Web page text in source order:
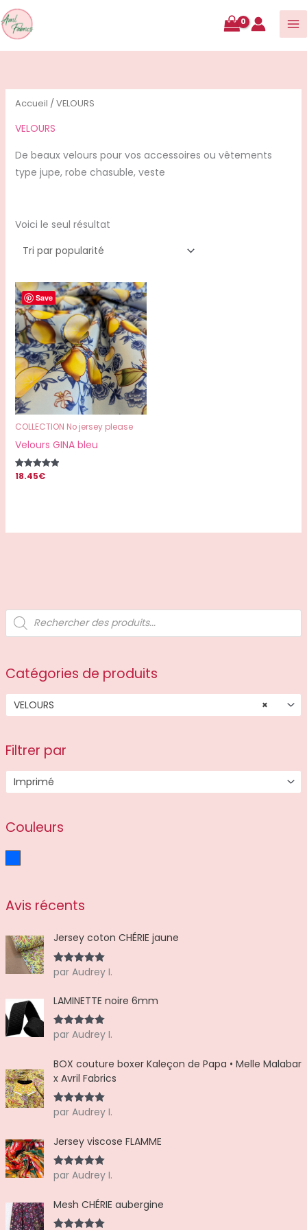
contenu
R
c
c
h
p
d
u
Catégories de produits
×
VELOURS
Filtrer par
Imprimé
Couleurs
Avis récents
Jersey coton CHÉRIE jaune
Note5sur
5
par Audrey I.
LAMINETTE noire 6mm
Note5sur
5
par Audrey I.
BOX couture boxer Kaleçon de Papa • Melle Malabar
x Avril Fabrics
Note5sur
5
par Audrey I.
Jersey viscose FLAMME
Note5sur
5
par Audrey I.
Mesh CHÉRIE aubergine
Accueil / VELOURS
VELOURS
De beaux velours pour vos accessoires ou vêtements
type jupe, robe chasuble, veste
Voici le seul résultat
Save
COLLECTION No jersey please
Velours GINA bleu
Note
18.45€